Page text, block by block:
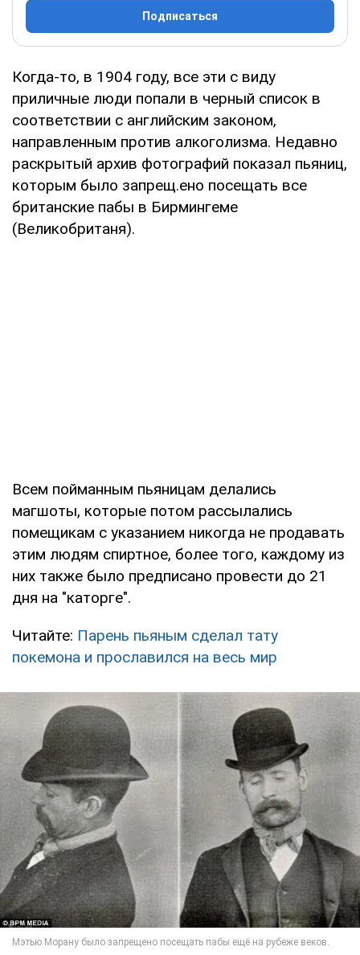
Подписаться
Когда-то, в 1904 году, все эти с виду
приличные люди попали в черный список в
соответствии с английским законом,
направленным против алкоголизма. Недавно
раскрытый архив фотографий показал пьяниц,
которым было запрещ.ено посещать все
британские пабы в Бирмингеме
(Великобританя).
Всем пойманным пьяницам делались
магшоты, которые потом рассылались
помещикам с указанием никогда не продавать
этим людям спиртное, более того, каждому из
них также было предписано провести до 21
дня на "каторге".
Читайте: Парень пьяным сделал тату
покемона и прославился на весь мир